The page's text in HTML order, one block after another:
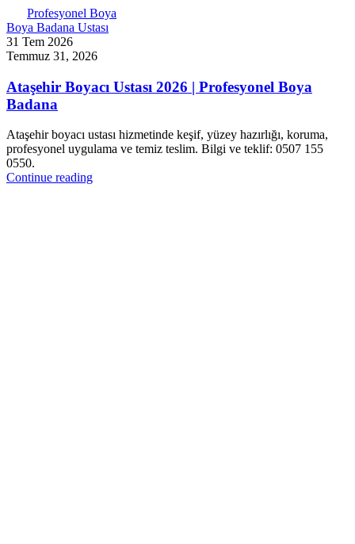
Profesyonel Boya
Boya Badana Ustası
31 Tem 2026
Temmuz 31, 2026
Ataşehir Boyacı Ustası 2026 | Profesyonel Boya
Badana
Ataşehir boyacı ustası hizmetinde keşif, yüzey hazırlığı, koruma,
profesyonel uygulama ve temiz teslim. Bilgi ve teklif: 0507 155
0550.
Continue reading